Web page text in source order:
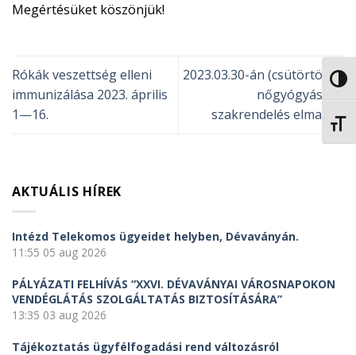
Megértésüket köszönjük!
Rókák veszettség elleni
immunizálása 2023. április
1—16.
2023.03.30-án (csütörtök) a
nőgyógyászati
szakrendelés elmarad!
AKTUÁLIS HÍREK
Intézd Telekomos ügyeidet helyben, Dévaványán.
11:55 05 aug 2026
PÁLYÁZATI FELHÍVÁS “XXVI. DÉVAVÁNYAI VÁROSNAPOKON
VENDÉGLÁTÁS SZOLGÁLTATÁS BIZTOSÍTÁSÁRA”
13:35 03 aug 2026
Tájékoztatás ügyfélfogadási rend változásról